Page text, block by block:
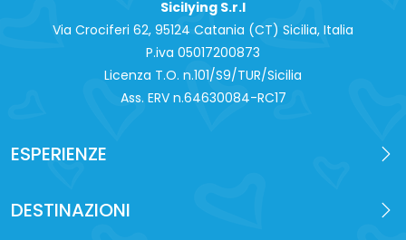
Sicilying S.r.l
Via Crociferi 62, 95124 Catania (CT) Sicilia, Italia
P.iva 0‍5017200873
Licenza T.O. n.101/S9/TUR/Sicilia
Ass. ERV n.64630084-RC17
ESPERIENZE
DESTINAZIONI